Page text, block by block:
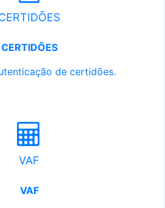
CERTIDÕES
de certidões.
VAF
VAF